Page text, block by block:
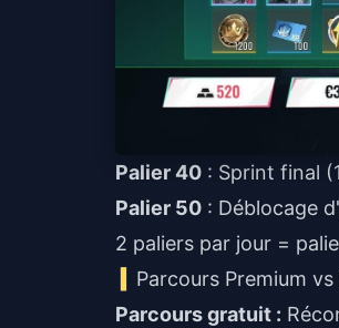
Palier 40 : Sprint final
Palier 50 : Déblocage
2 paliers par jour =
Parcours Premium
Parcours gratuit :